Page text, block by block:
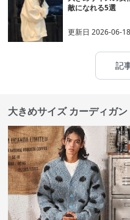
敵になれる5選
更新日2026-06-18
記
大きめサイズ カーディガン